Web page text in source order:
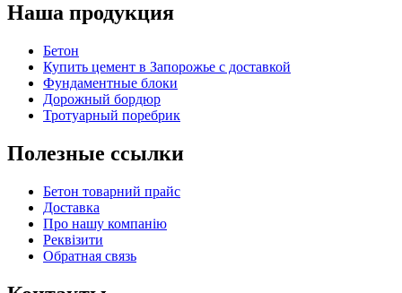
Наша продукция
Бетон
Купить цемент в Запорожье с доставкой
Фундаментные блоки
Дорожный бордюр
Тротуарный поребрик
Полезные ссылки
Бетон товарний прайс
Доставка
Про нашу компанію
Реквізити
Обратная связь